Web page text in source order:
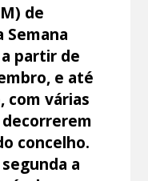
de
Semana
partir de
e até
com várias
concelho.
a